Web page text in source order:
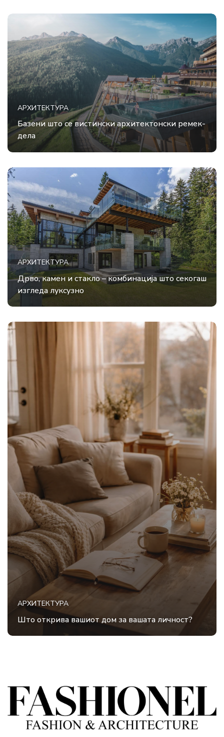
АРХИТЕКТУРА
Базени што се вистински архитектонски ремек-
дела
АРХИТЕКТУРА
Дрво, камен и стакло – комбинација што секогаш
изгледа луксузно
АРХИТЕКТУРА
Што открива вашиот дом за вашата личност?